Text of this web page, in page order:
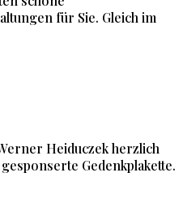
für Sie. Gleich im
Heiduczek herzlich
Gedenkplakette.